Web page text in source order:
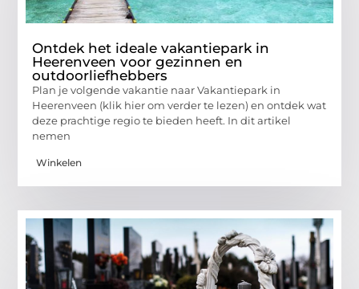
Ontdek het ideale vakantiepark in
Heerenveen voor gezinnen en
outdoorliefhebbers
Plan je volgende vakantie naar Vakantiepark in
Heerenveen (klik hier om verder te lezen) en ontdek wat
deze prachtige regio te bieden heeft. In dit artikel
nemen
Winkelen